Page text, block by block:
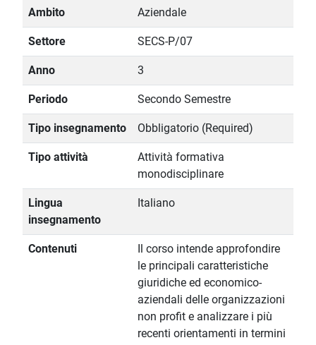
Ambito Aziendale
Settore SECS-P/07
Anno 3
Periodo Secondo Semestre
Tipo insegnamento Obbligatorio (Required)
Tipo attività
Attività formativa
monodisciplinare
Lingua
insegnamento
Italiano
Contenuti
Il corso intende approfondire
le principali caratteristiche
giuridiche ed economico-
aziendali delle organizzazioni
non profit e analizzare i più
recenti orientamenti in termini